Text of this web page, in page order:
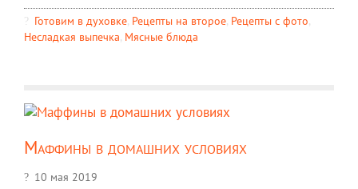
Готовим в духовке, Рецепты на второе, Рецепты c фото,
Несладкая выпечка, Мясные блюда
Маффины в домашних условиях
10 мая 2019